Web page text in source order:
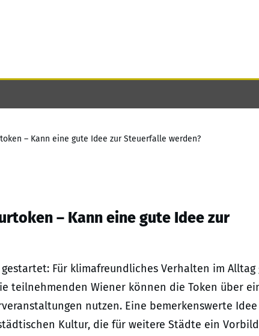
– Kann eine gute Idee zur Steuerfalle werden?
– Kann eine gute Idee zur
Für klimafreundliches Verhalten im Alltag
teilnehmenden Wiener können die Token über
nutzen. Eine bemerkenswerte
Kultur, die für weitere Städte ein Vorbild